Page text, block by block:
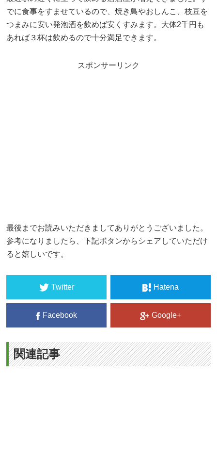
でに食事をすませているので、焼き鳥やおしんこ、枝豆を
つまみに安い発泡酒を飲めば安くすみます。大体2千円も
あれば３杯は飲めるので十分満足できます。
スポンサーリンク
最後までお読みいただきましてありがとうございました。
参考になりましたら、下記ボタンからシェアしていただけ
ると嬉しいです。
Twitter Hatena
Facebook Google+
関連記事